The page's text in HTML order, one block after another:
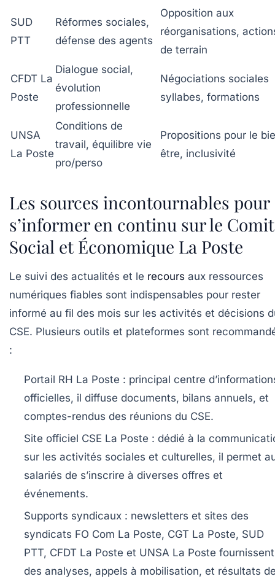
SUD
PTT
Réformes sociales,
défense des agents
Opposition aux
réorganisations,
de terrain
CFDT La
Poste
Dialogue social,
évolution
professionnelle
Négociations sociales
syllabes, formations
UNSA
La Poste
Conditions de
travail, équilibre vie
pro/perso
Propositions pour le
être, inclusivité
Les sources incontournables pour
s’informer en continu sur le
Social et Économique La Poste
Le suivi des actualités et le recours aux ressources
numériques fiables sont indispensables pour rester
informé au fil des mois sur les activités et décisions
CSE. Plusieurs outils et plateformes sont
:
Portail RH La Poste : principal centre
officielles, il diffuse documents, bilans annuels, et
comptes-rendus des réunions du CSE.
Site officiel CSE La Poste : dédié à la
sur les activités sociales et culturelles, il permet
salariés de s’inscrire à diverses offres et
événements.
Supports syndicaux : newsletters et sites des
syndicats FO Com La Poste, CGT La Poste, SUD
PTT, CFDT La Poste et UNSA La Poste fournissent
des analyses, appels à mobilisation, et résultats